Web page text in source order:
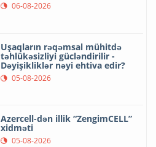
06-08-2026
Uşaqların rəqəmsal mühitdə
təhlükəsizliyi gücləndirilir -
Dəyişikliklər nəyi ehtiva edir?
05-08-2026
Azercell-dən illik “ZengimCELL”
xidməti
05-08-2026